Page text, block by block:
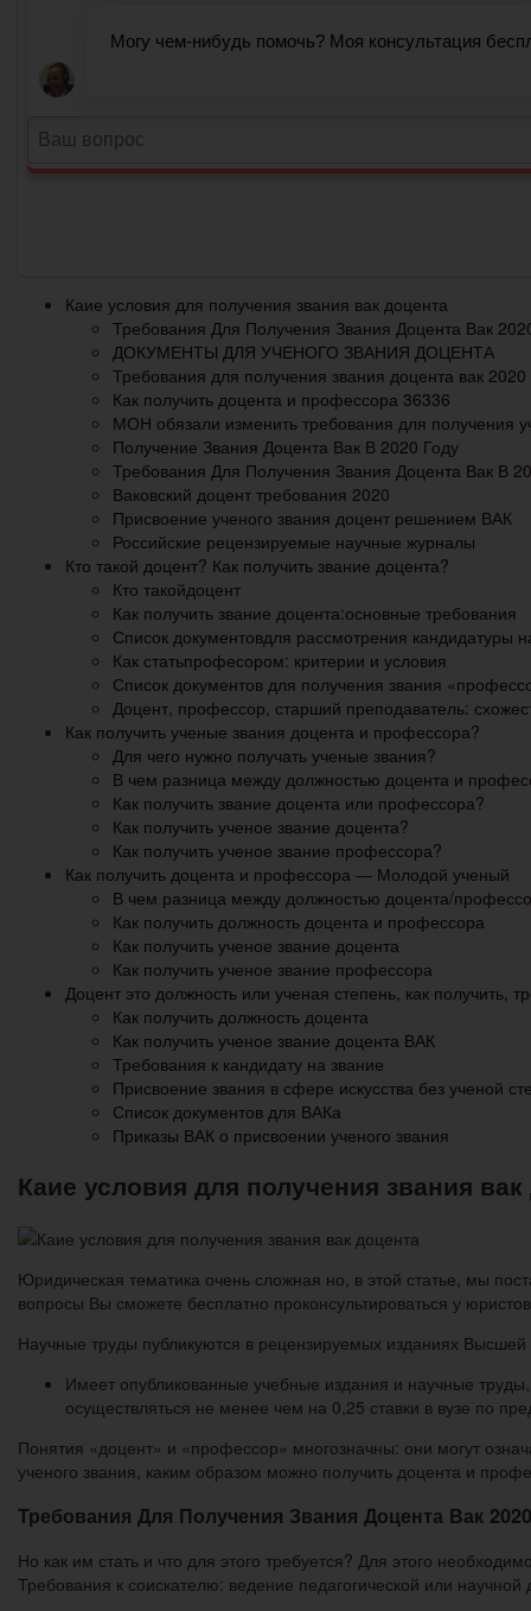
Каие условия для получения звания вак доцента
Требования Для Получения Звания Доцента Вак
ДОКУМЕНТЫ ДЛЯ УЧЕНОГО ЗВАНИЯ ДОЦЕНТА
Требования для получения звания доцента вак 2020
Как получить доцента и профессора 36336
МОН обязали изменить требования для получения
Получение Звания Доцента Вак В 2020 Году
Требования Для Получения Звания Доцента Вак В
Ваковский доцент требования 2020
Присвоение ученого звания доцент решением ВАК
Российские рецензируемые научные журналы
Кто такой доцент? Как получить звание доцента?
Кто такойдоцент
Как получить звание доцента:основные требования
Список документовдля рассмотрения кандидатуры
Как статьпрофесором: критерии и условия
Список документов для получения звания
Доцент, профессор, старший преподаватель:
Как получить ученые звания доцента и профессора?
Для чего нужно получать ученые звания?
В чем разница между должностью доцента и
Как получить звание доцента или профессора?
Как получить ученое звание доцента?
Как получить ученое звание профессора?
Как получить доцента и профессора — Молодой ученый
В чем разница между должностью доцента/
Как получить должность доцента и профессора
Как получить ученое звание доцента
Как получить ученое звание профессора
Доцент это должность или ученая степень, как получить,
Как получить должность доцента
Как получить ученое звание доцента ВАК
Требования к кандидату на звание
Присвоение звания в сфере искусства без ученой
Список документов для ВАКа
Приказы ВАК о присвоении ученого звания
Каие условия для получения звания вак
Юридическая тематика очень сложная но, в этой статье, мы
вопросы Вы сможете бесплатно проконсультироваться у
Научные труды публикуются в рецензируемых изданиях Высшей
Имеет опубликованные учебные издания и научные
осуществляться не менее чем на 0,25 ставки в вузе по
Понятия «доцент» и «профессор» многозначны: они могут
ученого звания, каким образом можно получить доцента и
Требования Для Получения Звания Доцента Вак
Но как им стать и что для этого требуется? Для этого
Требования к соискателю: ведение педагогической или